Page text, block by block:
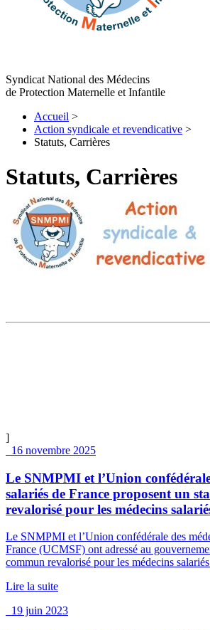
Syndicat National des Médecins
de Protection Maternelle et Infantile
Accueil >
Action syndicale et revendicative >
Statuts, Carrières
Statuts, Carrières
]
16 novembre 2025
Le SNMPMI et l’Union
salariés de France proposent un
revalorisé pour les médecins
Le SNMPMI et l’Union confédérale des
France (UCMSF) ont adressé au
commun revalorisé pour les médecins
Lire la suite
19 juin 2023